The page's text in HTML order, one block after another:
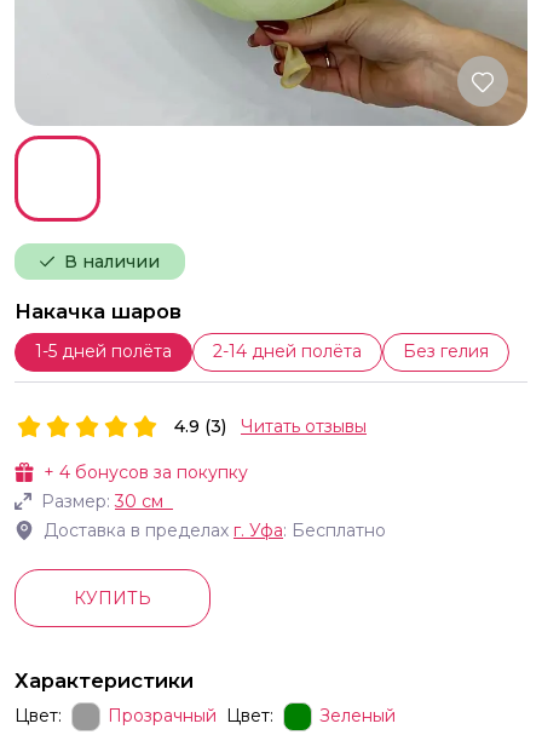
В наличии
Накачка шаров
1-5 дней полёта 2-14 дней полёта Без гелия
+ 4 бонусов за покупку
Размер:30 см
Доставка в пределах г. Уфа: Бесплатно
4.9 (3) Читать отзывы
КУПИТЬ
Характеристики
Цвет: Прозрачный Цвет: Зеленый